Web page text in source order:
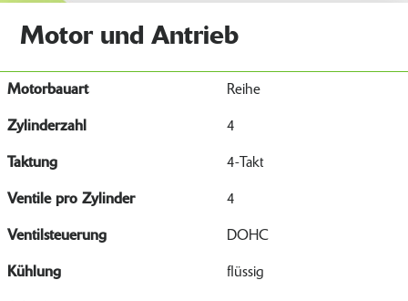
Motor und Antrieb
Motorbauart Reihe
Zylinderzahl 4
Taktung 4-Takt
Ventile pro Zylinder 4
Ventilsteuerung DOHC
Kühlung flüssig